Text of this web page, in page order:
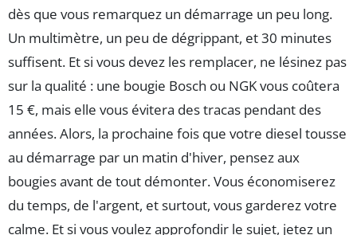
dès que vous remarquez un démarrage un peu long.
Un multimètre, un peu de dégrippant, et 30 minutes
suffisent. Et si vous devez les remplacer, ne lésinez pas
sur la qualité : une bougie Bosch ou NGK vous coûtera
15 €, mais elle vous évitera des tracas pendant des
années. Alors, la prochaine fois que votre diesel tousse
au démarrage par un matin d'hiver, pensez aux
bougies avant de tout démonter. Vous économiserez
du temps, de l'argent, et surtout, vous garderez votre
calme. Et si vous voulez approfondir le sujet, jetez un